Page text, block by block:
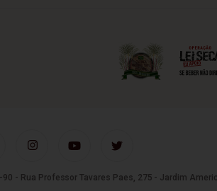
- Rua Professor Tavares Paes, 275 - Jardim